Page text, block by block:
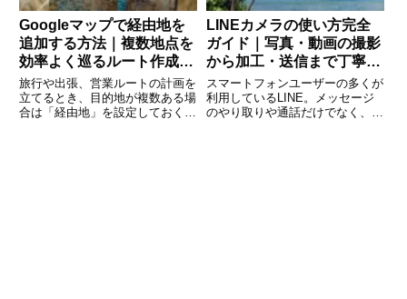
Googleマップで経由地を
追加する方法｜複数地点を
効率よく巡るルート作成ガ
イド
旅行や出張、営業ルートの計画を
立てるとき、目的地が複数ある場
合は「経由地」を設定しておくと
LINEカメラの使い方完全
ガイド｜写真・動画の撮影
から加工・送信まで丁寧に
解説
スマートフォンユーザーの多くが
利用しているLINE。メッセージ
のやり取りや通話だけでなく、カ